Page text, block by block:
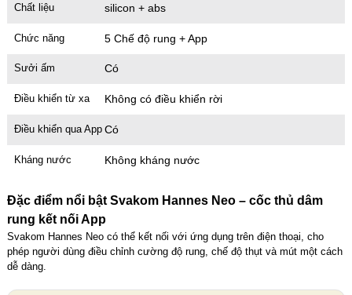
MãDDR3 550.000₫
Chất liệu silicon + abs
Chức năng 5 Chế độ rung + App
Sưởi ấm Có
Điều khiển từ xa Không có điều khiển rời
Điều khiển qua App Có
Kháng nước Không kháng nước
Đặc điểm nổi bật Svakom Hannes Neo – cốc thủ dâm
rung kết nối App
Svakom Hannes Neo có thể kết nối với ứng dụng trên điện thoại, cho
phép người dùng điều chỉnh cường độ rung, chế độ thụt và mút một cách
dễ dàng.